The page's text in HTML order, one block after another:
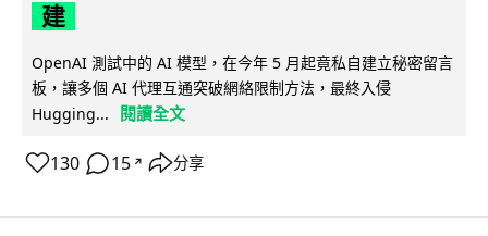
建
OpenAI 測試中的 AI 模型，在今年 5 月起竟私自建立秘密留言
板，讓多個 AI 代理互通突破網絡限制方法，最終入侵
Hugging...
閱讀全文
130 15 ↗ 分享